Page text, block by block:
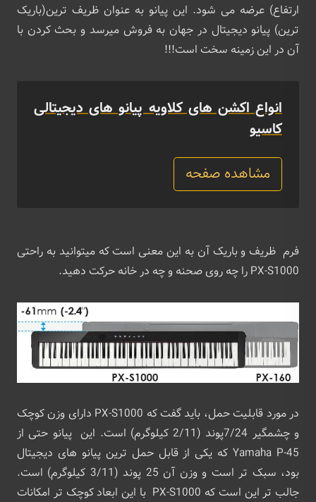
ارتفاع) عرضه می شود. این پیانو به‌ عنوان ظریف ترین(باریک
ترین) پیانو دیجیتال در جهان به فروش میرسد و بحث کردن با
آن در این زمینه سخت است!!!
انواع اکشن های کلاویه پیانو های دیجیتالی
کاسیو
مشاهده صفحه
فرم ظریف و باریک آن به این معنی است که میتوانید به راحتی
PX-S1000 را چه روی صحنه و چه در خانه حرکت دهید.
در مورد قابلیت حمل، باید گفت که PX-S1000 دارای وزن کوچک
و چشمگیر 7/24پوند (2/11 کیلوگرم) است. این پیانو حتی از
Yamaha P-45 که یکی از قابل حمل ترین پیانو های دیجیتال
بود، سبک تر است و وزن آن 25 پوند (3/11 کیلوگرم) است.
جالب تر این است که PX-S1000 با این ابعاد کوچک تر امکانات